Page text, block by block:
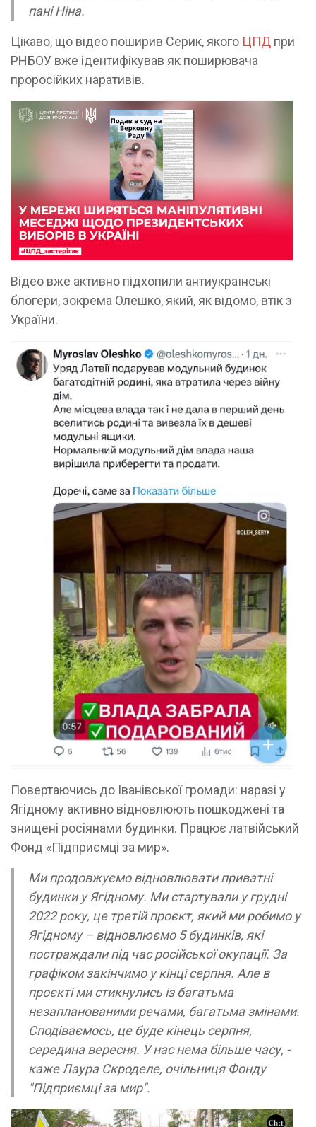
пані Ніна.
Цікаво, що відео поширив Серик, якого ЦПД при
РНБОУ вже ідентифікував як поширювача
проросійких наративів.
Відео вже активно підхопили антиукраїнські
блогери, зокрема Олешко, який, як відомо, втік з
України.
Повертаючись до Іванівської громади: наразі у
Ягідному активно відновлюють пошкоджені та
знищені росіянами будинки. Працює латвійський
Фонд «Підприємці за мир».
Ми продовжуємо відновлювати приватні
будинки у Ягідному. Ми стартували у грудні
2022 року, це третій проєкт, який ми робимо у
Ягідному – відновлюємо 5 будинків, які
постраждали під час російської окупації. За
графіком закінчимо у кінці серпня. Але в
проєкті ми стикнулись із багатьма
незапланованими речами, багатьма змінами.
Сподіваємось, це буде кінець серпня,
середина вересня. У нас нема більше часу, -
каже Лаура Скроделе, очільниця Фонду
"Підприємці за мир".